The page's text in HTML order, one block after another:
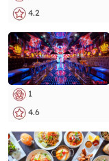
4.2
1
4.6